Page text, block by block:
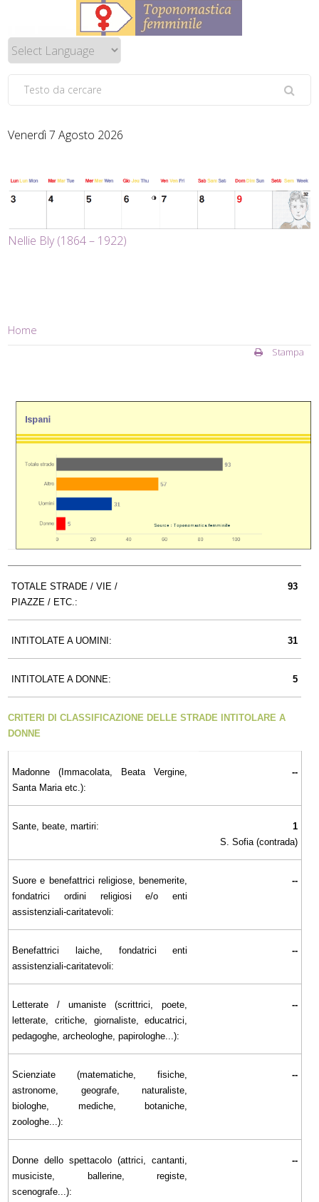
Venerdì 7 Agosto 2026
Nellie Bly (1864 – 1922)
Home
Stampa
TOTALE STRADE / VIE /
PIAZZE / ETC.:
93
INTITOLATE A UOMINI: 31
INTITOLATE A DONNE: 5
CRITERI DI CLASSIFICAZIONE DELLE STRADE INTITOLARE A
DONNE
Madonne (Immacolata, Beata Vergine,
Santa Maria etc.):
--
Sante, beate, martiri:
1
S. Sofia (contrada)
Suore e benefattrici religiose, benemerite,
fondatrici ordini religiosi e/o enti
assistenziali-caritatevoli:
--
Benefattrici laiche, fondatrici enti
assistenziali-caritatevoli:
--
Letterate / umaniste (scrittrici, poete,
letterate, critiche, giornaliste, educatrici,
pedagoghe, archeologhe, papirologhe...):
--
Scienziate (matematiche, fisiche,
astronome, geografe, naturaliste,
biologhe, mediche, botaniche,
zoologhe...):
--
Donne dello spettacolo (attrici, cantanti,
musiciste, ballerine, registe,
scenografe...):
--